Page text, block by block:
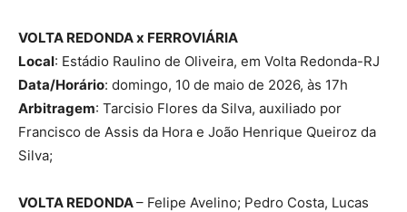
VOLTA REDONDA x FERROVIÁRIA
Local: Estádio Raulino de Oliveira, em Volta Redonda-RJ
Data/Horário: domingo, 10 de maio de 2026, às 17h
Arbitragem: Tarcisio Flores da Silva, auxiliado por
Francisco de Assis da Hora e João Henrique Queiroz da
Silva;
VOLTA REDONDA– Felipe Avelino; Pedro Costa, Lucas